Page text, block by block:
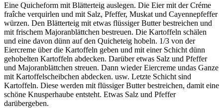
Eine Quicheform mit Blätterteig auslegen. Die Eier mit der Créme
fraîche verquirlen und mit Salz, Pfeffer, Muskat und Cayennepfeffer
würzen. Den Blätterteig mit etwas flüssiger Butter bestreichen und
mit frischem Majoranblättchen bestreuen. Die Kartoffeln schälen
und eine davon dünn auf den Quicheteig hobeln. 1/3 von der
Eiercreme über die Kartoffeln geben und mit einer Schicht dünn
gehobelten Kartoffeln abdecken. Darüber etwas Salz und Pfeffer
und Majoranblättchen streuen. Dann wieder Eiercreme undas Ganze
mit Kartoffelscheibchen abdecken. usw. Letzte Schicht sind
Kartoffeln. Diese werden mit flüssiger Butter bestreichen, damit eine
schöne Knusperhaube entsteht. Etwas Salz und Pfeffer
darübergeben.